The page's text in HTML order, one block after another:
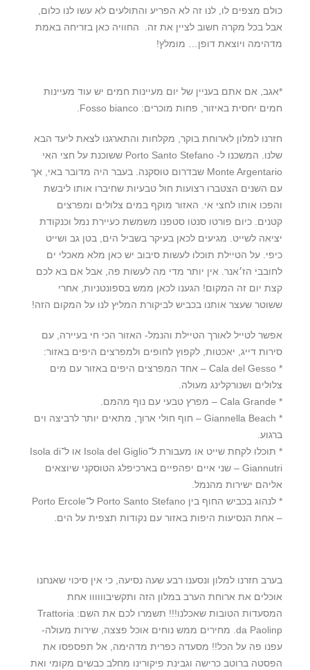
כולם מצפים לו, לנו זה לא הפריע והתולעים לא עשו לנו כלום,
אבל בכל מקרה חשוב לציין את זה. החוויה כאן בזריחה באמת
מדהימה ויוצאת דופן… מומלץ!
*אגב, אם אתם בעניין של יום מעיינות חמים יש עוד מעיינות
חמים יחסית באיזור, פחות מוכרים: Fosso bianco.
חזרנו למלון לארוחת בוקר, מקלחות והתארגנו לצאת ליעד הבא
שלנו. המשכנו ל-‏ Porto Santo Stefano ששוכנת על חצי האי
Monte Argentario שבדרום טוסקנה. בעבר היה מדובר באי, אך
עם השנים הצטברו רצועות חול טבעיות שחיברו אותו ליבשת
והפכו אותו לחצי אי. האזור מוקף במים צלולים ומפרצים
קטנים. כיום פורטו סנטו סטפנו משמשת כעיירת נמל וכנקודת
יציאה לשייט. מגיעים לכאן בעיקר בשביל הים, בטן גב ושייט
כיפי. על הטיילת תוכלו לעשות סיבוב יש כאן מלא מאכלי ים
לחובבי הז׳אנר. אין יותר מדי מה לעשות פה, אבל אם בא לכם
קצת יום זה המקום! הגענו לכאן ממש בספונטניות, אחרי
ששוטר שעצר אותנו בכביש לביקורת המליץ לנו על המקום הזה!
אפשר לטייל לאורך הטיילת והנמל- האזור הכי חי בעיירה, עם
סירות דייג, יאכטות, לקפוץ לחופים ולמפרצים היפים באזור:
* Cala del Gesso – אחד המפרצים היפים באזור עם מים
צלולים ושנורקלינג מעולה.
* Cala Grande – מפרץ טבעי עם נוף מהמם.
* Giannella Beach – חוף חולי ארוך, מתאים יותר לרביצה וים
ברגוע.
* תוכלו לקחת שייט או מעבורת ל־Isola del Giglio או ל־Isola di
Giannutri – שני איים יפהפיים בארכיפלג הטוסקני שיוצאים
אליהם ישירות מהנמל.
* לנהוג בכביש החוף בין Porto Santo Stefano ל־Porto Ercole
– אחת הנסיעות היפות באזור עם נקודות תצפית על הים.
בערב חזרנו למלון ונסענו רבע שעה נסיעה, כי אין סיכוי שאנחנו
אוכלים את ארוחת הערב במלון הזה ותקשיבוווווו אחת
המסעדות הטובות שאכלנו!!! תשמרו לכם את השם: Trattoria
da Paolinp. מחירים ממש נוחים אוכל פצצה, שירות מעולה-
עפנו פה על הכל!! מסעדה כפרית מדהימה, אל תפספסו את
הפסטה ברוטב כרישה וגבינת פיקורינו מחלב כבשים מקומי ואת